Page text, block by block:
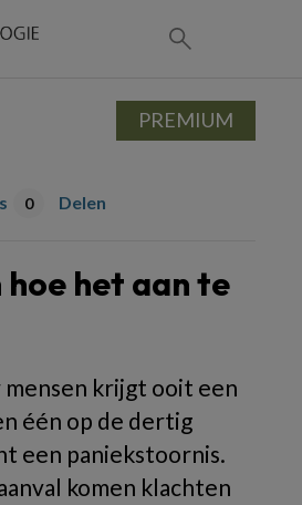
0 Delen
hoe het aan te
mensen krijgt ooit een
één op de dertig
een paniekstoornis.
komen klachten
PREMIUM